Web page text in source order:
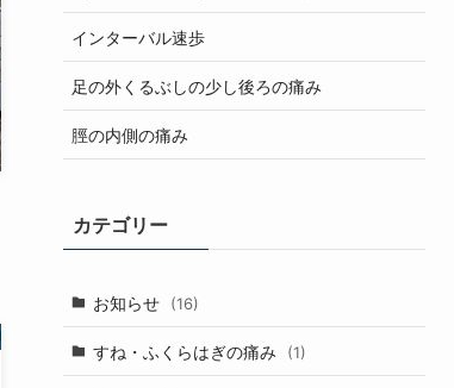
インターバル速歩
足の外くるぶしの少し後ろの痛み
脛の内側の痛み
カテゴリー
お知らせ (16)
すね・ふくらはぎの痛み (1)